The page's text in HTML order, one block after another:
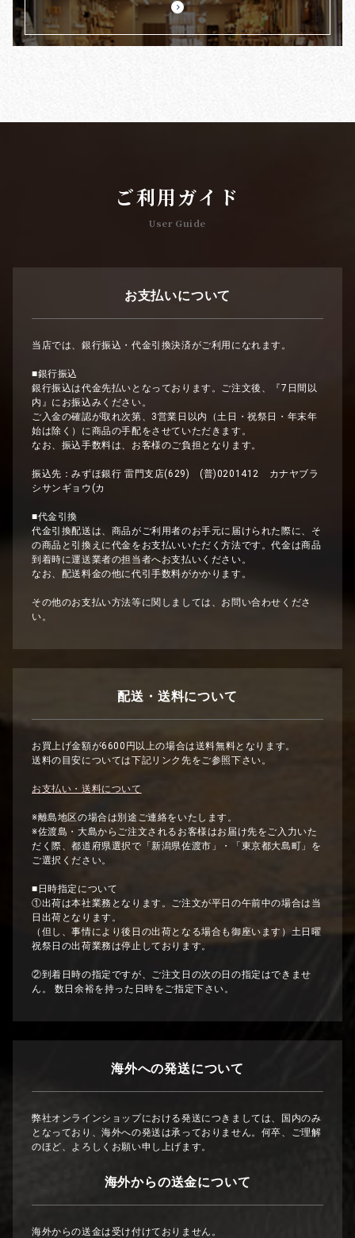
ご利用ガイド
User Guide
お支払いについて
当店では、銀行振込・代金引換決済がご利用になれます。
■銀行振込
銀行振込は代金先払いとなっております。ご注文後、『7日間以
内』にお振込みください。
ご入金の確認が取れ次第、3営業日以内（土日・祝祭日・年末年
始は除く）に商品の手配をさせていただきます。
なお、振込手数料は、お客様のご負担となります。
振込先：みずほ銀行 雷門支店(629) (普)0201412 カナヤブラ
シサンギョウ(カ
■代金引換
代金引換配送は、商品がご利用者のお手元に届けられた際に、そ
の商品と引換えに代金をお支払いいただく方法です。代金は商品
到着時に運送業者の担当者へお支払いください。
なお、配送料金の他に代引手数料がかかります。
その他のお支払い方法等に関しましては、お問い合わせくださ
い。
配送・送料について
お買上げ金額が6600円以上の場合は送料無料となります。
送料の目安については下記リンク先をご参照下さい。
お支払い・送料について
※離島地区の場合は別途ご連絡をいたします。
※佐渡島・大島からご注文されるお客様はお届け先をご入力いた
だく際、都道府県選択で「新潟県佐渡市」・「東京都大島町」を
ご選択ください。
■日時指定について
①出荷は本社業務となります。ご注文が平日の午前中の場合は当
日出荷となります。
（但し、事情により後日の出荷となる場合も御座います）土日曜
祝祭日の出荷業務は停止しております。
②到着日時の指定ですが、ご注文日の次の日の指定はできませ
ん。 数日余裕を持った日時をご指定下さい。
海外への発送について
弊社オンラインショップにおける発送につきましては、国内のみ
となっており、海外への発送は承っておりません。何卒、ご理解
のほど、よろしくお願い申し上げます。
海外からの送金について
海外からの送金は受け付けておりません。